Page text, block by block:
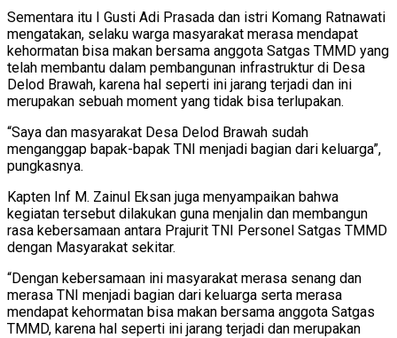
Sementara itu I Gusti Adi Prasada dan istri Komang Ratnawati
mengatakan, selaku warga masyarakat merasa mendapat
kehormatan bisa makan bersama anggota Satgas TMMD yang
telah membantu dalam pembangunan infrastruktur di Desa
Delod Brawah, karena hal seperti ini jarang terjadi dan ini
merupakan sebuah moment yang tidak bisa terlupakan.
“Saya dan masyarakat Desa Delod Brawah sudah
menganggap bapak-bapak TNI menjadi bagian dari keluarga”,
pungkasnya.
Kapten Inf M. Zainul Eksan juga menyampaikan bahwa
kegiatan tersebut dilakukan guna menjalin dan membangun
rasa kebersamaan antara Prajurit TNI Personel Satgas TMMD
dengan Masyarakat sekitar.
“Dengan kebersamaan ini masyarakat merasa senang dan
merasa TNI menjadi bagian dari keluarga serta merasa
mendapat kehormatan bisa makan bersama anggota Satgas
TMMD, karena hal seperti ini jarang terjadi dan merupakan